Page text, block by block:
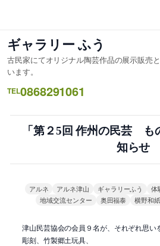
ス
キ
ッ
プ
ギャラリー ふう
古民家にてオリジナル陶芸作品の展示販売
います。
TEL0868291061
「第２5回 作州の民芸 も
知らせ
アルネ アルネ津山 ギャラリーふう 体
地域交流センター
奥田福泰 横野和紙
津山民芸協会の会員９名が、それぞれ思
彫刻、竹製郷土玩具、